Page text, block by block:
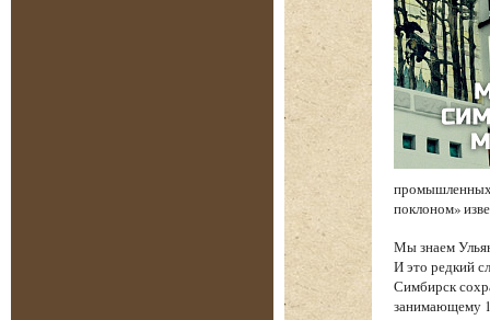
промышленных
поклоном»
Мы знаем
И это редкий
Симбирск
занимающему